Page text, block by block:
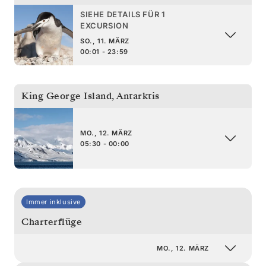
SIEHE DETAILS FÜR 1
EXCURSION
SO., 11. MÄRZ
00:01 - 23:59
King George Island,Antarktis
MO., 12. MÄRZ
05:30 - 00:00
Immer inklusive
Charterflüge
MO., 12. MÄRZ